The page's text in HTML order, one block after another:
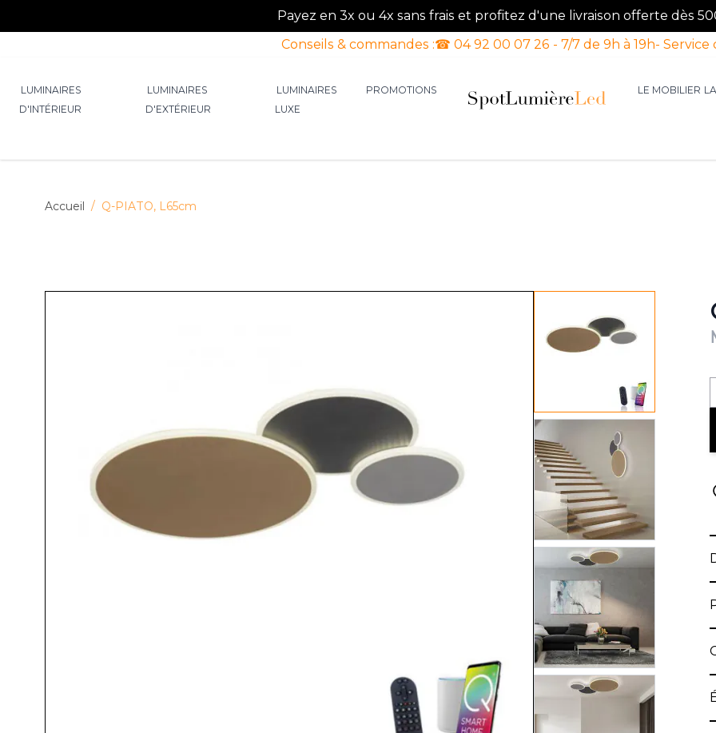
Payez en 3x ou 4x sans frais et profitez d'une livraison offerte dès
Conseils & commandes :☎ 04 92 00 07 26 - 7/7 de 9h à 19h-
LUMINAIRES
D'INTÉRIEUR
LUMINAIRES
D'EXTÉRIEUR
LUMINAIRES
LUXE
PROMOTIONS LE MOBILIER
Accueil / Q-PIATO, L65cm
View larger image
View larger image
View larger image